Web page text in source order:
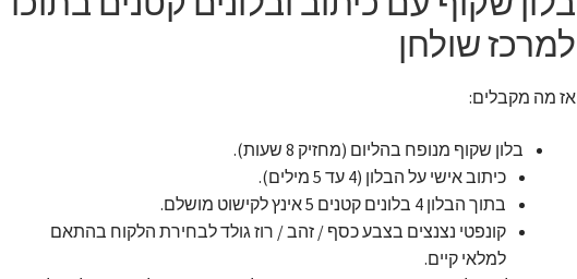
למרכז שולחן
אז מה מקבלים:
בלון שקוף מנופח בהליום (מחזיק 8 שעות).
כיתוב אישי על הבלון (4 עד 5 מילים).
בתוך הבלון 4 בלונים קטנים 5 אינץ לקישוט מושלם.
קונפטי נצנצים בצבע כסף / זהב / רוז גולד לבחירת הלקוח בהתאם
למלאי קיים.